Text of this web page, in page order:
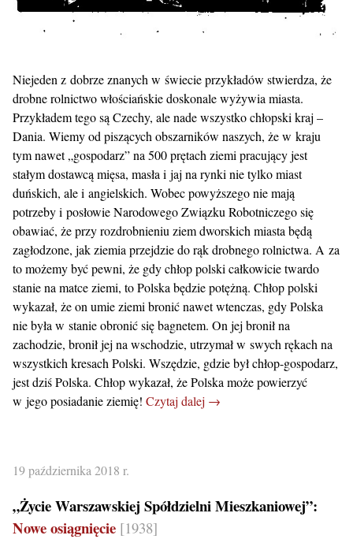
Niejeden z dobrze znanych w świecie przykładów stwierdza, że
drobne rolnictwo włościańskie doskonale wyżywia miasta.
Przykładem tego są Czechy, ale nade wszystko chłopski kraj –
Dania. Wiemy od piszących obszarników naszych, że w kraju
tym nawet „gospodarz” na 500 prętach ziemi pracujący jest
stałym dostawcą mięsa, masła i jaj na rynki nie tylko miast
duńskich, ale i angielskich. Wobec powyższego nie mają
potrzeby i posłowie Narodowego Związku Robotniczego się
obawiać, że przy rozdrobnieniu ziem dworskich miasta będą
zagłodzone, jak ziemia przejdzie do rąk drobnego rolnictwa. A za
to możemy być pewni, że gdy chłop polski całkowicie twardo
stanie na matce ziemi, to Polska będzie potężną. Chłop polski
wykazał, że on umie ziemi bronić nawet wtenczas, gdy Polska
nie była w stanie obronić się bagnetem. On jej bronił na
zachodzie, bronił jej na wschodzie, utrzymał w swych rękach na
wszystkich kresach Polski. Wszędzie, gdzie był chłop-gospodarz,
jest dziś Polska. Chłop wykazał, że Polska może powierzyć
w jego posiadanie ziemię! Czytaj dalej →
19 października 2018 r.
„Życie Warszawskiej Spółdzielni Mieszkaniowej”:
Nowe osiągnięcie [1938]